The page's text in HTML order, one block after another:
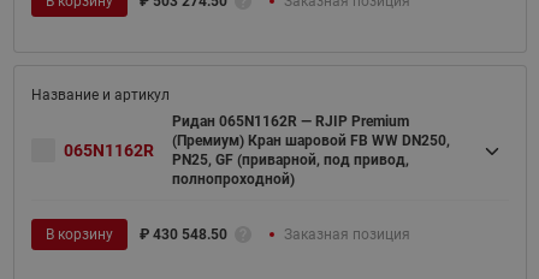
065N1162R
Ридан 065N1162R — RJIP Premium
(Премиум) Кран шаровой FB WW DN250,
PN25, GF (приварной, под привод,
полнопроходной)
В корзину ₽ 430 548.50 Заказная позиция